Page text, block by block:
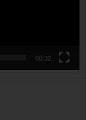
00:32